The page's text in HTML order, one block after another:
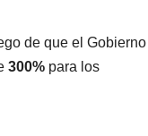
de que el Gobierno
300% para los